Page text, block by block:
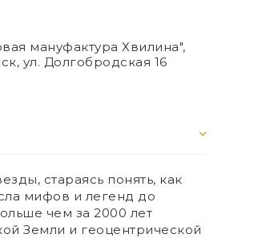
мануфактура Хвилина",
ул. Долгобродская 16
стараясь понять, как
мифов и легенд до
чем за 2000 лет
Земли и геоцентрической